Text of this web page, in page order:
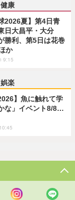
康
2026夏】第4日青
日大昌平・大分
勝利、第5日は花巻
か
9:15
楽
】魚に触れて学
な」イベント8/8…